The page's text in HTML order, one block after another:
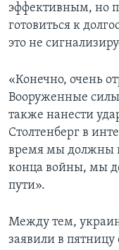
эффективным, но
готовиться к
это не
«Конечно, очень
Вооруженные силы
также нанести
Столтенберг в
время мы должны
конца войны, мы
пути».
Между тем,
заявили в